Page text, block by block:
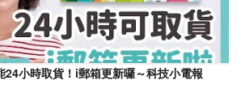
24小時取貨！i郵箱更新囉～科技小電報